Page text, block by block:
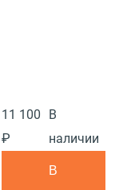
11 100
₽
В
наличии
В